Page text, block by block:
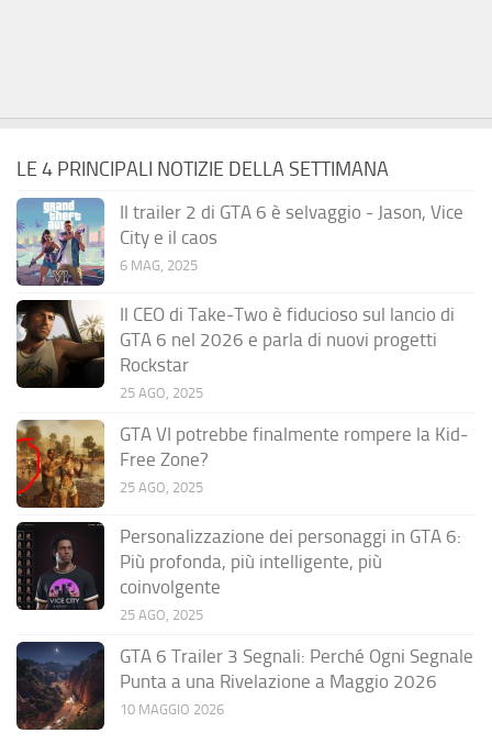
LE 4 PRINCIPALI NOTIZIE DELLA SETTIMANA
Il trailer 2 di GTA 6 è selvaggio - Jason, Vice
City e il caos
6 MAG, 2025
Il CEO di Take-Two è fiducioso sul lancio di
GTA 6 nel 2026 e parla di nuovi progetti
Rockstar
25 AGO, 2025
GTA VI potrebbe finalmente rompere la Kid-
Free Zone?
25 AGO, 2025
Personalizzazione dei personaggi in GTA 6:
Più profonda, più intelligente, più
coinvolgente
25 AGO, 2025
GTA 6 Trailer 3 Segnali: Perché Ogni Segnale
Punta a una Rivelazione a Maggio 2026
10 MAGGIO 2026